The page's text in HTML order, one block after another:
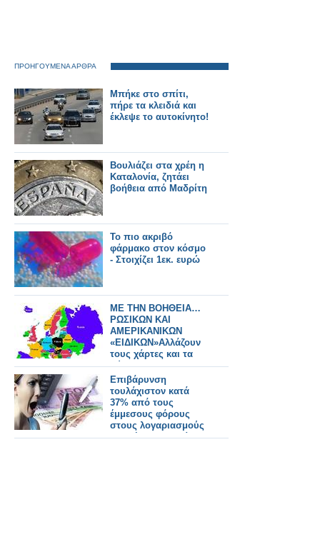
ΠΡΟΗΓΟΥΜΕΝΑ ΑΡΘΡΑ
Μπήκε στο σπίτι,
πήρε τα κλειδιά και
έκλεψε το αυτοκίνητο!
Βουλιάζει στα χρέη η
Καταλονία, ζητάει
βοήθεια από Μαδρίτη
Το πιο ακριβό
φάρμακο στον κόσμο
- Στοιχίζει 1εκ. ευρώ
ΜΕ ΤΗΝ ΒΟΗΘΕΙΑ…
ΡΩΣΙΚΩΝ ΚΑΙ
ΑΜΕΡΙΚΑΝΙΚΩΝ
«ΕΙΔΙΚΩΝ»Αλλάζουν
τους χάρτες και τα
σύνορα
Επιβάρυνση
τουλάχιστον κατά
37% από τους
έμμεσους φόρους
στους λογαριασμούς
κινητής τηλεφωνίας